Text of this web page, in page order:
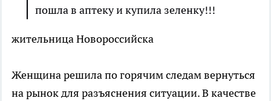
пошла в аптеку и купила зеленку!!!
жительница Новороссийска
Женщина решила по горячим следам вернуться
на рынок для разъяснения ситуации. В качестве